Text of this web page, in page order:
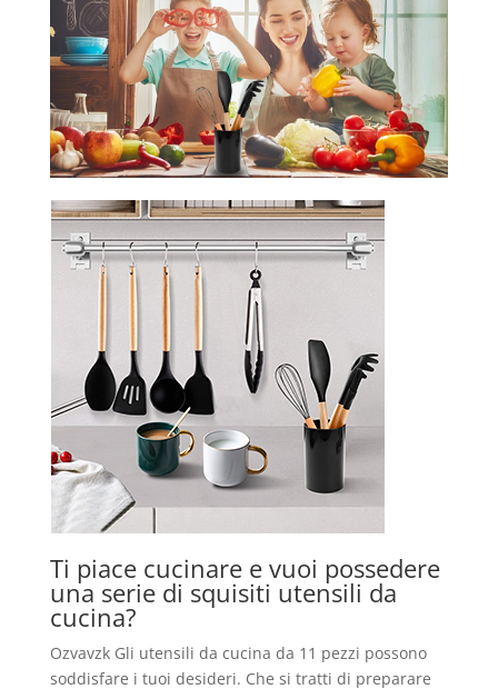
Ti piace cucinare e vuoi possedere
una serie di squisiti utensili da
cucina?
Ozvavzk Gli utensili da cucina da 11 pezzi possono
soddisfare i tuoi desideri. Che si tratti di preparare